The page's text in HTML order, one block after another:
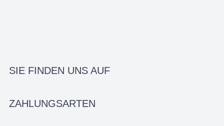
SIE FINDEN UNS AUF
ZAHLUNGSARTEN